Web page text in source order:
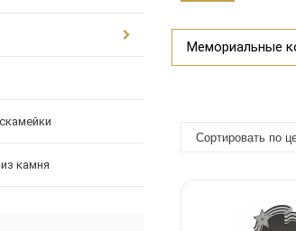
камня
Мемориальные